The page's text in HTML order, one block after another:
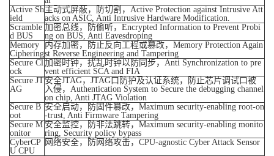
Active Sh
ield
主动式屏蔽，防切割，Active Protection against Intrusive Att
acks on ASIC, Anti Intrusive Hardware Modification.
Scramble
d BUS
加密总线，防偷听，Encrypted Information to Prevent Probi
ng on BUS, Anti Eavesdroping
Memory
Ciphering
内存加密，防止反向工程或篡改，Memory Protection Again
st Reverse Engineering and Tampering
Secure Cl
ock
加密时钟，扰乱时钟以防同步，Anti Synchronization to pre
vent efficient SCA and FIA
Secure JT
AG
安全JTAG，JTAG口防护及认证系统，防止芯片调试口被
入侵，Authentication System to Secure the debugging channel
on chip, Anti JTAG Violation
Secure B
oot
安全启动，防固件篡改，Maximum security-enabling root-on
-trust, Anti Firmware Tampering
Secure M
onitor
安全监控，防非法跳转，Maximum security-enabling monito
ring, Security policy bypass
CyberCP
U CPU
网络安全，防网络攻击，CPU-agnostic Cyber Attack Sensor